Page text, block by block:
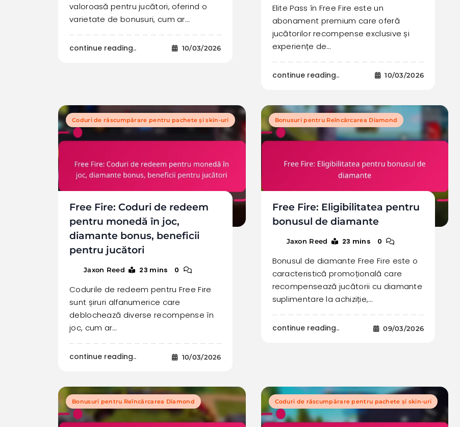
valoroasă pentru jucători, oferind o
varietate de bonusuri, cum ar…
continue reading.. 10/03/2026
Elite Pass în Free Fire este un
abonament premium care oferă
jucătorilor recompense exclusive și
experiențe de…
continue reading.. 10/03/2026
Coduri de răscumpărare pentru pachete și skin-uri
Free Fire: Coduri de redeem
pentru monedă în joc,
diamante bonus, beneficii
pentru jucători
Jaxon Reed 23 mins 0
Codurile de redeem pentru Free Fire
sunt șiruri alfanumerice care
deblochează diverse recompense în
joc, cum ar…
continue reading.. 10/03/2026
Bonusuri pentru Reîncărcarea Diamond
Free Fire: Eligibilitatea pentru
bonusul de diamante
Jaxon Reed 23 mins 0
Bonusul de diamante Free Fire este o
caracteristică promoțională care
recompensează jucătorii cu diamante
suplimentare la achiziție,…
continue reading.. 09/03/2026
Bonusuri pentru Reîncărcarea Diamond Coduri de răscumpărare pentru pachete și skin-uri